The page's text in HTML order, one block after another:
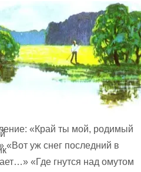
«Край ты мой, родимый
«Вот уж снег последний в
«Где гнутся над омутом